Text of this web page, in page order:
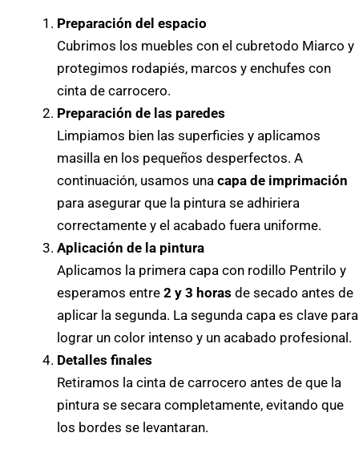
Preparación del espacio
Cubrimos los muebles con el cubretodo Miarco y
protegimos rodapiés, marcos y enchufes con
cinta de carrocero.
Preparación de las paredes
Limpiamos bien las superficies y aplicamos
masilla en los pequeños desperfectos. A
continuación, usamos una capa de imprimación
para asegurar que la pintura se adhiriera
correctamente y el acabado fuera uniforme.
Aplicación de la pintura
Aplicamos la primera capa con rodillo Pentrilo y
esperamos entre 2 y 3 horas de secado antes de
aplicar la segunda. La segunda capa es clave para
lograr un color intenso y un acabado profesional.
Detalles finales
Retiramos la cinta de carrocero antes de que la
pintura se secara completamente, evitando que
los bordes se levantaran.